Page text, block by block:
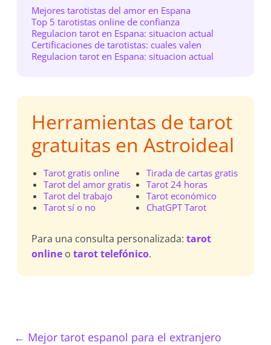
Mejores tarotistas del amor en Espana
Top 5 tarotistas online de confianza
Regulacion tarot en Espana: situacion actual
Certificaciones de tarotistas: cuales valen
Regulacion tarot en Espana: situacion actual
Herramientas de tarot
gratuitas en Astroideal
Tarot gratis online
Tarot del amor gratis
Tarot del trabajo
Tarot sí o no
Tirada de cartas gratis
Tarot 24 horas
Tarot económico
ChatGPT Tarot
Para una consulta personalizada:tarot
online otarot telefónico.
← Mejor tarot espanol para el extranjero